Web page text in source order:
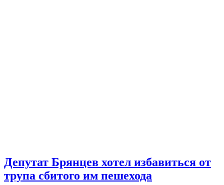
Депутат Брянцев хотел избавиться от
трупа сбитого им пешехода